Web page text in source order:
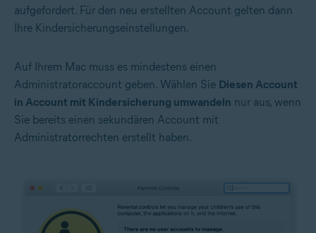
aufgefordert. Für den neu erstellten Account gelten dann
Ihre Kindersicherungseinstellungen.
Auf Ihrem Mac muss es mindestens einen
Administratoraccount geben. Wählen Sie Diesen Account
in Account mit Kindersicherung umwandeln nur aus, wenn
Sie bereits einen sekundären Account mit
Administratorrechten erstellt haben.